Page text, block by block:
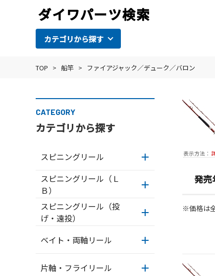
カテゴリから探す
TOP > 船竿 > ファイアジャック／デューク／バロン
CATEGORY
カテゴリから探す
スピニングリール
スピニングリール（Ｌ
Ｂ）
スピニングリール（投
げ・遠投）
ベイト・両軸リール
片軸・フライリール
表示方法：
発売
※価格は